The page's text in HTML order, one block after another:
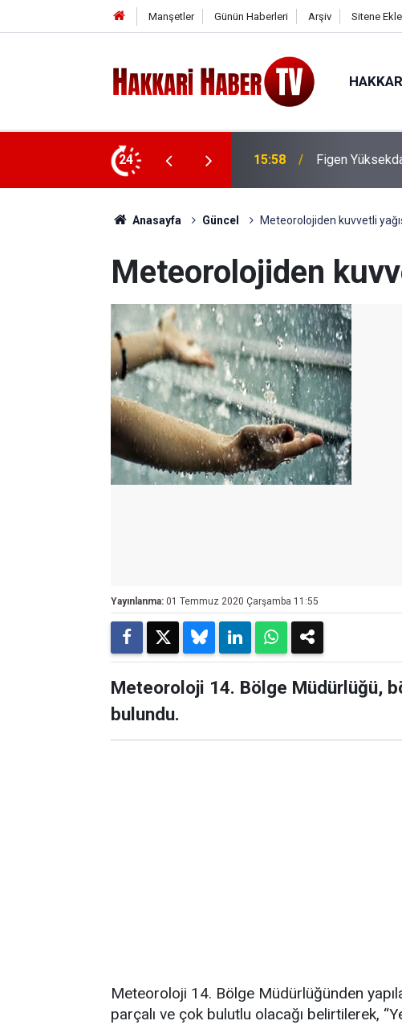
Manşetler Günün Haberleri Arşiv Sitene Ekle
24
Açıklaması: “Barışa kapı aralıyor” 15:03
Rojin Kabaiş,
Şüphelilere
Anasayfa Güncel Meteorolojiden kuvvetli
Meteorolojiden
Yayınlanma: 01 Temmuz 2020 Çarşamba 11:55
Meteoroloji 14. Bölge Müdürlüğü,
bulundu.
Meteoroloji 14. Bölge Müdürlüğünden
parçalı ve çok bulutlu olacağı belirtilerek,